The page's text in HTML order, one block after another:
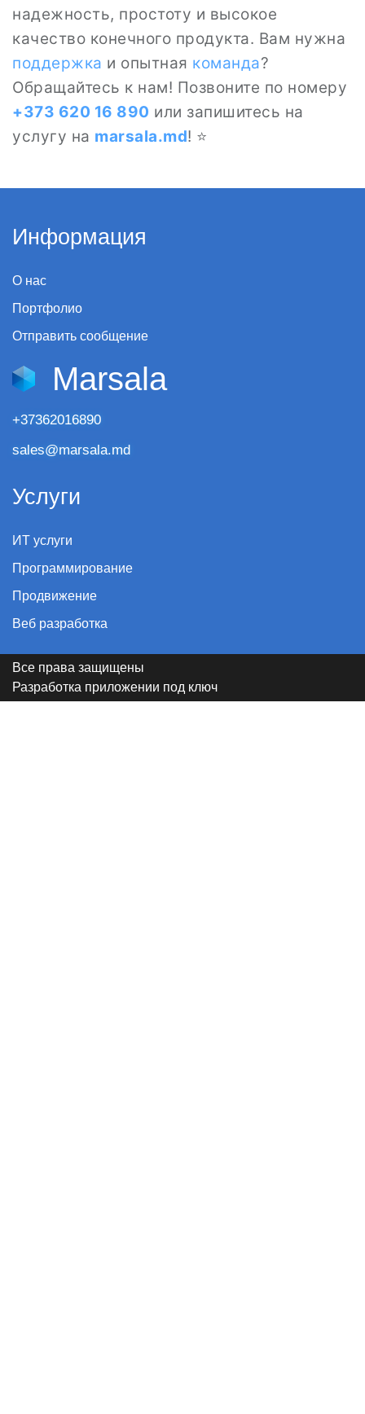
надежность, простоту и высокое
качество конечного продукта. Вам нужна
поддержка и опытная команда?
Обращайтесь к нам! Позвоните по номеру
+373 620 16 890 или запишитесь на
услугу на marsala.md! ⭐
Информация
О нас
Портфолио
Отправить сообщение
Marsala
+37362016890
sales@marsala.md
Услуги
ИТ услуги
Программирование
Продвижение
Веб разработка
Все права защищены
Разработка приложении под ключ